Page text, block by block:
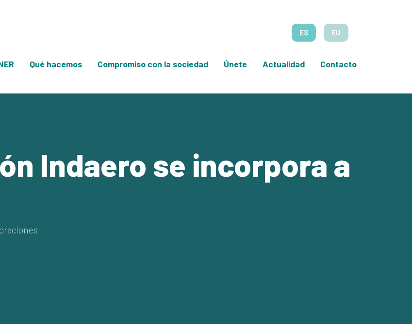
ES EU
Qué hacemos Compromiso con la sociedad Únete Actualidad Contacto
Indaero se incorpora a